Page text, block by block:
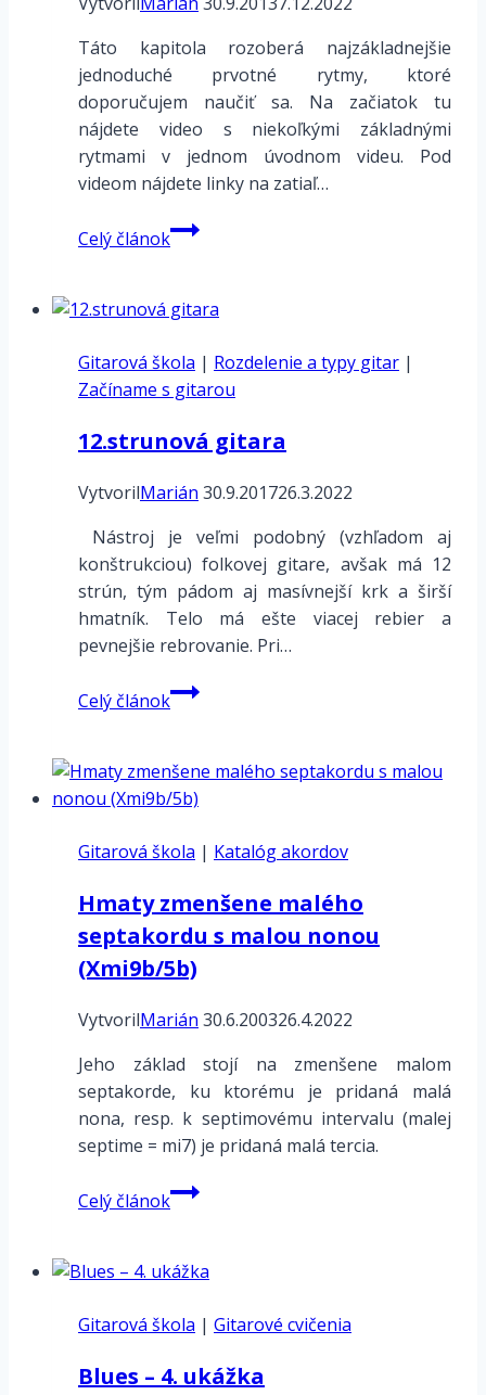
Táto kapitola rozoberá najzákladnejšie
jednoduché prvotné rytmy, ktoré
doporučujem naučiť sa. Na začiatok tu
nájdete video s niekoľkými základnými
rytmami v jednom úvodnom videu. Pod
videom nájdete linky na zatiaľ…
Celý článokSprievodná
gitara
Rytmy
Gitarová škola | Rozdelenie a typy gitar |
Začíname s gitarou
12.strunová gitara
VytvorilMarián 30.9.201726.3.2022
Nástroj je veľmi podobný (vzhľadom aj
konštrukciou) folkovej gitare, avšak má 12
strún, tým pádom aj masívnejší krk a širší
hmatník. Telo má ešte viacej rebier a
pevnejšie rebrovanie. Pri…
Celý článok12.strunová
gitara
Gitarová škola | Katalóg akordov
Hmaty zmenšene malého
septakordu s malou nonou
(Xmi9b/5b)
VytvorilMarián 30.6.200326.4.2022
Jeho základ stojí na zmenšene malom
septakorde, ku ktorému je pridaná malá
nona, resp. k septimovému intervalu (malej
septime = mi7) je pridaná malá tercia.
Celý článokHmaty
zmenšene
septakordu
malou
(Xmi9b/5b)
Gitarová škola | Gitarové cvičenia
Blues – 4. ukážka